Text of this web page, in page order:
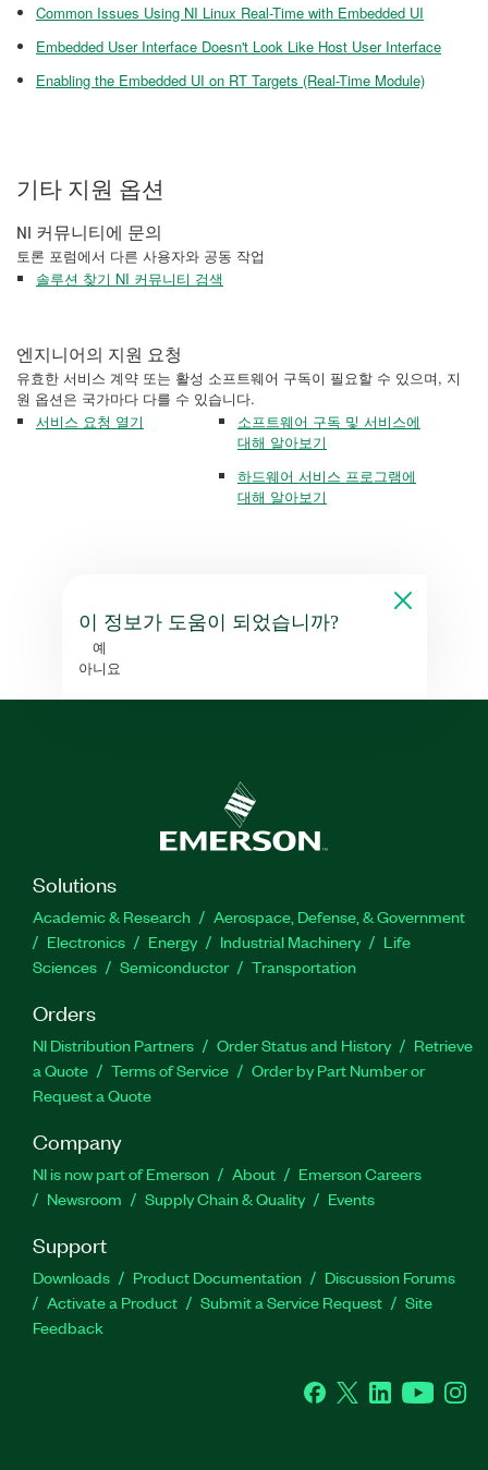
Common Issues Using NI Linux Real-Time with Embedded UI
Embedded User Interface Doesn't Look Like Host User Interface
Enabling the Embedded UI on RT Targets (Real-Time Module)
기타 지원 옵션
NI 커뮤니티에 문의
토론 포럼에서 다른 사용자와 공동 작업
솔루션 찾기 NI 커뮤니티 검색
엔지니어의 지원 요청
유효한 서비스 계약 또는 활성 소프트웨어 구독이 필요할 수 있으며, 지
원 옵션은 국가마다 다를 수 있습니다.
서비스 요청 열기
소프트웨어 구독 및 서비스에
대해 알아보기
하드웨어 서비스 프로그램에
대해 알아보기
이 정보가 도움이 되었습니까?
예
아니요
Solutions
Academic & Research
Aerospace, Defense, & Government
Electronics
Energy Industrial Machinery
Life
Sciences
Semiconductor Transportation
Orders
NI Distribution Partners Order Status and History
Retrieve
a Quote
Terms of Service
Order by Part Number or
Request a Quote
Company
NI is now part of Emerson About
Emerson Careers
Newsroom
Supply Chain & Quality Events
Support
Downloads Product Documentation
Discussion Forums
Activate a Product
Submit a Service Request
Site
Feedback
Facebook
Twitter LinkedInYouTube